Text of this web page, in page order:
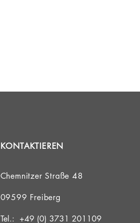
KONTAKTIEREN
Chemnitzer Straße 48
09599 Freiberg
Tel.: +49 (0) 3731 201109